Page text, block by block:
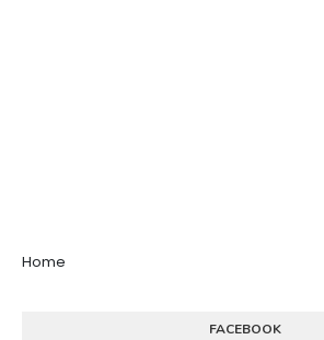
Home
FACEBOOK